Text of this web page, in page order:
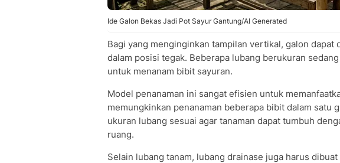
Ide Galon Bekas Jadi Pot Sayur Gantung/AI Generated
Bagi yang menginginkan tampilan vertikal, galon dapat
dalam posisi tegak. Beberapa lubang berukuran
untuk menanam bibit sayuran.
Model penanaman ini sangat efisien untuk
memungkinkan penanaman beberapa bibit dalam satu
ukuran lubang sesuai agar tanaman dapat tumbuh
ruang.
Selain lubang tanam, lubang drainase juga harus